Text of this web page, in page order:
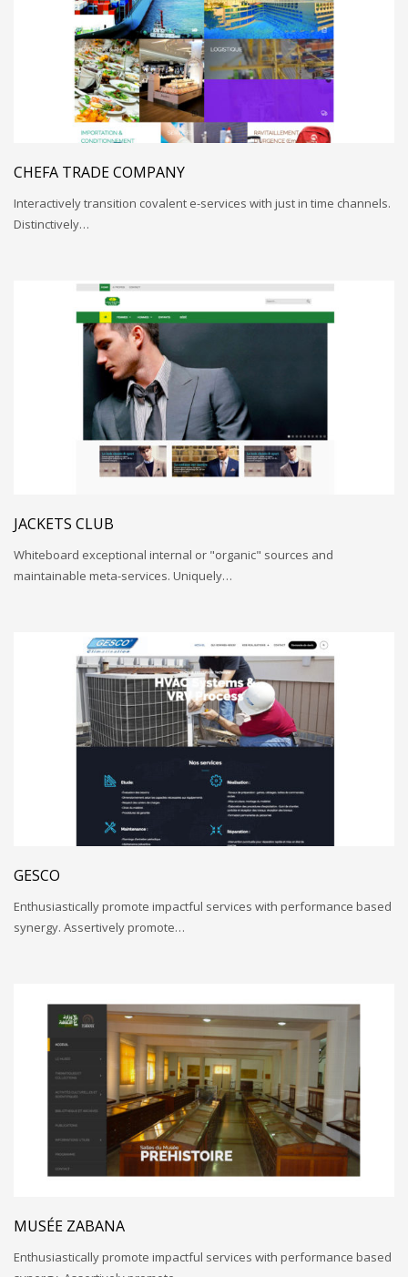
CHEFA TRADE COMPANY
Interactively transition covalent e-services with just in time channels.
Distinctively…
JACKETS CLUB
Whiteboard exceptional internal or "organic" sources and
maintainable meta-services. Uniquely…
GESCO
Enthusiastically promote impactful services with performance based
synergy. Assertively promote…
MUSÉE ZABANA
Enthusiastically promote impactful services with performance based